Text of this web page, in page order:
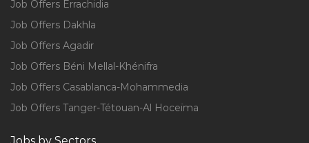
Job Offers Errachidia
Job Offers Dakhla
Job Offers Agadir
Job Offers Béni Mellal-Khénifra
Job Offers Casablanca-Mohammedia
Job Offers Tanger-Tétouan-Al Hoceïma